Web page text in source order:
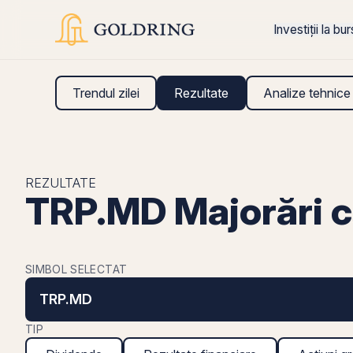
Investiții la
Trendul zilei Rezultate Analize tehnice
REZULTATE
TRP.MD Majorări
SIMBOL SELECTAT
TRP.MD
TIP